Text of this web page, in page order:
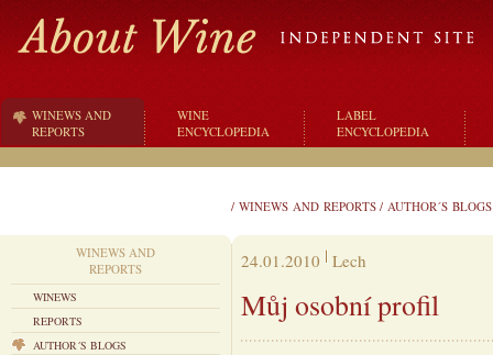
WINEWS AND
REPORTS
WINE
ENCYCLOPEDIA
LABEL
ENCYCLOPEDIA
/ WINEWS AND REPORTS / AUTHOR´S BLOGS
WINEWS AND
REPORTS
WINEWS
REPORTS
AUTHOR´S BLOGS
24.01.2010 Lech
Můj osobní profil